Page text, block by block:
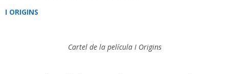
I ORIGINS
Cartel de la película I Origins